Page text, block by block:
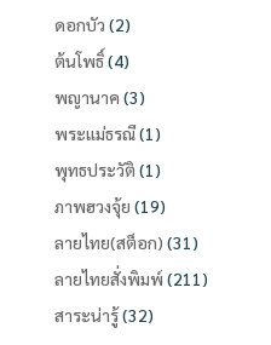
ดอกบัว (2)
ต้นโพธิ์(4)
พญานาค (3)
พระแม่ธรณี(1)
พุทธประวัติ (1)
ภาพฮวงจุ้ย (19)
ลายไทย(สต็อก) (31)
ลายไทยสั่งพิมพ์ (211)
สาระน่ารู้(32)